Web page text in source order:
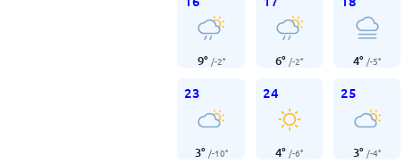
9° /-2° 6° /-2° 4° /-5°
23
3° /-10°
24
4° /-6°
25
3° /-4°